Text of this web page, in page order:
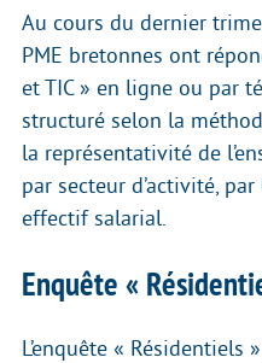
Au cours du dernier
PME bretonnes ont
et TIC » en ligne ou par
structuré selon la
la représentativité de
par secteur d’activité,
effectif salarial.
Enquête «
L’enquête « Résidentiels